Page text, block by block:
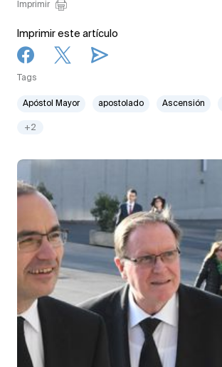
Imprimir
Imprimir este artículo
Tags
Apóstol Mayor apostolado Ascensión
+2